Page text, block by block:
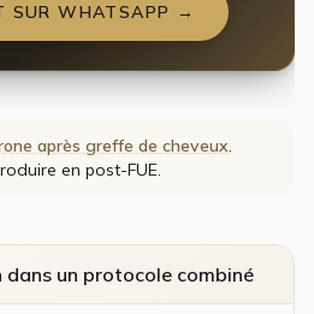
SUR WHATSAPP →
après greffe de cheveux.
en post-FUE.
un protocole combiné